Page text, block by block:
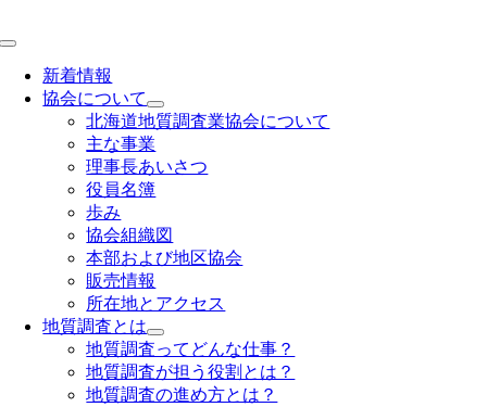
to
Toggle
Navigation新着情報
協会について
北海道地質調査業協会について
主な事業
理事長あいさつ
役員名簿
歩み
協会組織図
本部および地区協会
販売情報
所在地とアクセス
地質調査とは
地質調査ってどんな仕事？
地質調査が担う役割とは？
地質調査の進め方とは？